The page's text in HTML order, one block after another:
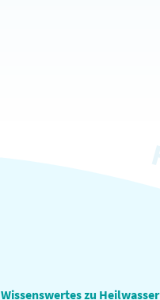
Wissenswertes zu Heilwasser